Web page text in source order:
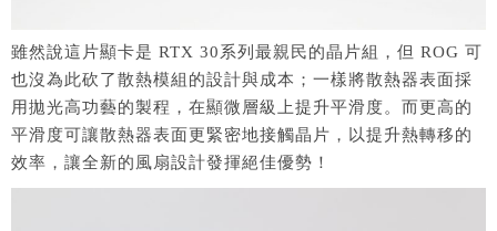
雖然說這片顯卡是 RTX 30系列最親民的晶片組，但 ROG 可
也沒為此砍了散熱模組的設計與成本；一樣將散熱器表面採
用拋光高功藝的製程，在顯微層級上提升平滑度。而更高的
平滑度可讓散熱器表面更緊密地接觸晶片，以提升熱轉移的
效率，讓全新的風扇設計發揮絕佳優勢！